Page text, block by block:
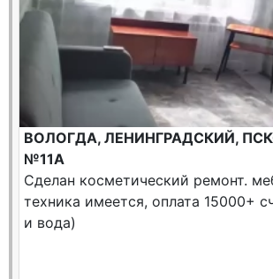
ВОЛОГДА, ЛЕНИНГРАДСКИЙ,
№11А
Сделан косметический ремонт.
техника имеется, оплата 15000+
и вода)